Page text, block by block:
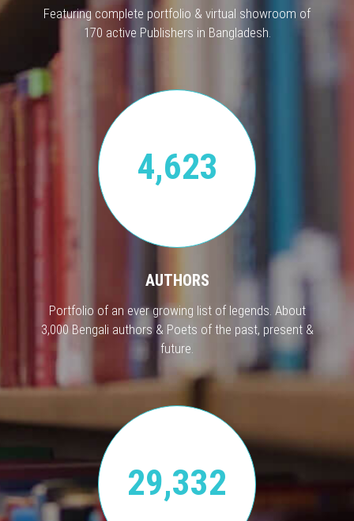
Featuring complete portfolio & virtual showroom of
170 active Publishers in Bangladesh.
4,623
AUTHORS
Portfolio of an ever growing list of legends. About
3,000 Bengali authors & Poets of the past, present &
future.
29,332